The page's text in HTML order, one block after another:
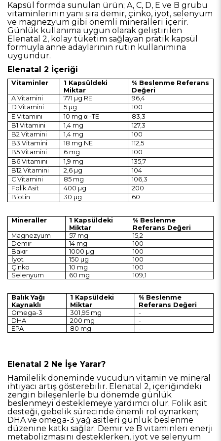
Kapsül formda sunulan ürün; A, C, D, E ve B grubu
vitaminlerinin yanı sıra demir, çinko, iyot, selenyum
ve magnezyum gibi önemli mineralleri içerir.
Günlük kullanıma uygun olarak geliştirilen
Elenatal 2, kolay tüketim sağlayan pratik kapsül
formuyla anne adaylarının rutin kullanımına
uygundur.
Elenatal 2 İçeriği
Vitaminler
1 Kapsüldeki
Miktar
% Beslenme Referans
Değeri
A Vitamini
771 µg RE
96,4
D Vitamini
5 µg
100
E Vitamini
10 mg α -TE
83,3
B1 Vitamini
1,4 mg
127,3
B2 Vitamini
1,4 mg
100
B3 Vitamini
18 mg NE
112,5
B5 Vitamini
6 mg
100
B6 Vitamini
1,9 mg
135,7
B12 Vitamini
2,6 µg
104
C Vitamini
85 mg
106,3
Folik Asit
400 µg
200
Biotin
30 µg 60
Mineraller
1 Kapsüldeki
Miktar
% Beslenme
Referans Değeri
Magnezyum
57 mg
15,2
Demir
14 mg
100
Bakır
1000 µg
100
İyot
150 µg
100
Çinko
10 mg
100
Selenyum
60 mg 109,1
Balık Yağı
Kaynaklı
1 Kapsüldeki
Miktar
% Beslenme
Referans Değeri
Omega-3
301,95 mg
-
DHA
200 mg
-
EPA
80 mg -
Elenatal 2 Ne İşe Yarar?
Hamilelik döneminde vücudun vitamin ve mineral
ihtiyacı artış gösterebilir. Elenatal 2, içeriğindeki
zengin bileşenlerle bu dönemde günlük
beslenmeyi desteklemeye yardımcı olur. Folik asit
desteği, gebelik sürecinde önemli rol oynarken;
DHA ve omega-3 yağ asitleri günlük beslenme
düzenine katkı sağlar. Demir ve B vitaminleri enerji
metabolizmasını desteklerken, iyot ve selenyum